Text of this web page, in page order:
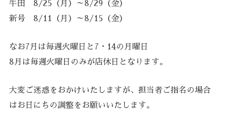
牛田 8/25（月）～8/29（金）
新号 8/11（月）～8/15（金）
なお7月は毎週火曜日と7・14の月曜日
8月は毎週火曜日のみが店休日となります。
大変ご迷惑をおかけいたしますが、担当者ご指名の場合
はお日にちの調整をお願いいたします。